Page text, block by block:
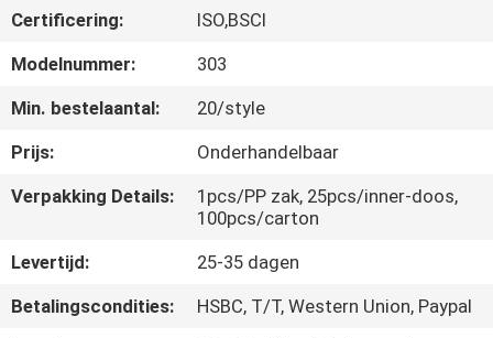
KWALITEITSCONTROLE
CONTACTEER
ONS
GEVALLEN
Certificering:
ISO,BSCI
Modelnummer:
303
Min. bestelaantal:
20/style
Prijs:
Onderhandelbaar
Verpakking Details:
1pcs/PP zak, 25pcs/inner-doos,
100pcs/carton
Levertijd:
25-35 dagen
Betalingscondities:
HSBC, T/T, Western Union, Paypal